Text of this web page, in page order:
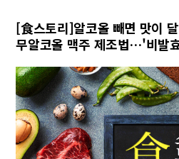
[食스토리]알코올 빼면 맛이
무알코올 맥주 제조법…'비발